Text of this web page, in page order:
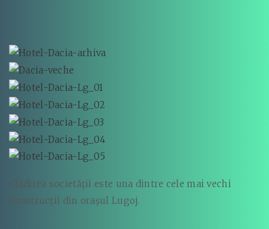
Clădirea societăţii este una dintre cele mai vechi
construcţii din oraşul Lugoj.